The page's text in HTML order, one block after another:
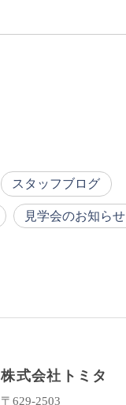
スタッフブログ
見学会のお知らせ
株式会社トミタ
〒629-2503